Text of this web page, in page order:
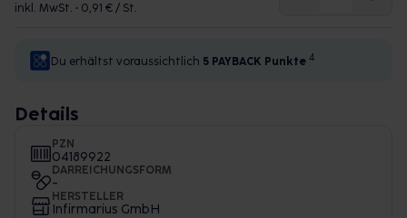
inkl. MwSt. • 0,91 € / St.
Du erhältst voraussichtlich 5 PAYBACK Punkte 4
Details
PZN
04189922
DARREICHUNGSFORM
-
HERSTELLER
Infirmarius GmbH